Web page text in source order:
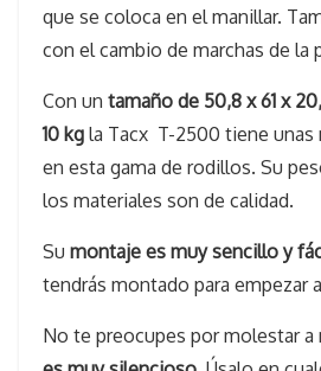
que se coloca en el manillar.
con el cambio de marchas de la
Con un tamaño de 50,8 x 61 x
10 kg la Tacx T-2500 tiene unas
en esta gama de rodillos. Su
los materiales son de calidad.
Su montaje es muy sencillo y
tendrás montado para empezar
No te preocupes por molestar a